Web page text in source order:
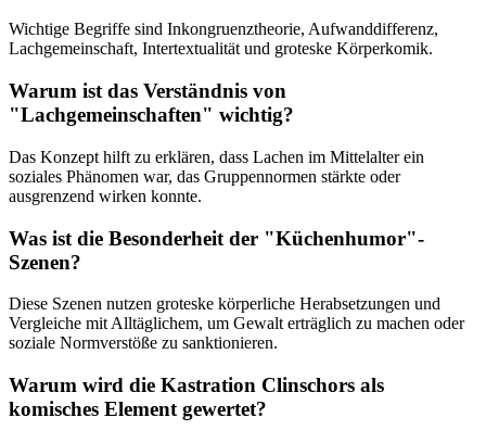
Wichtige Begriffe sind Inkongruenztheorie, Aufwanddifferenz,
Lachgemeinschaft, Intertextualität und groteske Körperkomik.
Warum ist das Verständnis von
"Lachgemeinschaften" wichtig?
Das Konzept hilft zu erklären, dass Lachen im Mittelalter ein
soziales Phänomen war, das Gruppennormen stärkte oder
ausgrenzend wirken konnte.
Was ist die Besonderheit der "Küchenhumor"-
Szenen?
Diese Szenen nutzen groteske körperliche Herabsetzungen und
Vergleiche mit Alltäglichem, um Gewalt erträglich zu machen oder
soziale Normverstöße zu sanktionieren.
Warum wird die Kastration Clinschors als
komisches Element gewertet?